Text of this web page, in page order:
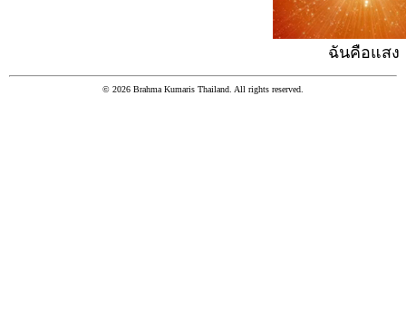
ฉันคือแสง
© 2026 Brahma Kumaris Thailand. All rights reserved.